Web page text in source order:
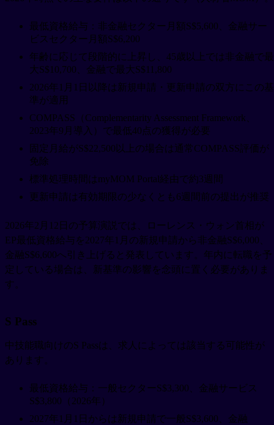
最低資格給与：非金融セクター月額S$5,600、金融サー
ビスセクター月額S$6,200
年齢に応じて段階的に上昇し、45歳以上では非金融で最
大S$10,700、金融で最大S$11,800
2026年1月1日以降は新規申請・更新申請の双方にこの基
準が適用
COMPASS（Complementarity Assessment Framework、
2023年9月導入）で最低40点の獲得が必要
固定月給がS$22,500以上の場合は通常COMPASS評価が
免除
標準処理時間はmyMOM Portal経由で約3週間
更新申請は有効期限の少なくとも6週間前の提出が推奨
2026年2月12日の予算演説では、ローレンス・ウォン首相が
EP最低資格給与を2027年1月の新規申請から非金融S$6,000、
金融S$6,600へ引き上げると発表しています。年内に転職を予
定している場合は、新基準の影響を念頭に置く必要がありま
す。
S Pass
中技能職向けのS Passは、求人によっては該当する可能性が
あります。
最低資格給与：一般セクターS$3,300、金融サービス
S$3,800（2026年）
2027年1月1日からは新規申請で一般S$3,600、金融